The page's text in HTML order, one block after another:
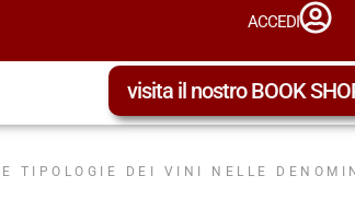
ACCEDI
visita il nostro BOOK
TIPOLOGIE DEI VINI NELLE